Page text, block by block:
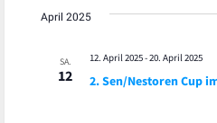
April 2025
SA.
12 2. Sen/Nestoren Cup
12. April 2025-20. April 2025